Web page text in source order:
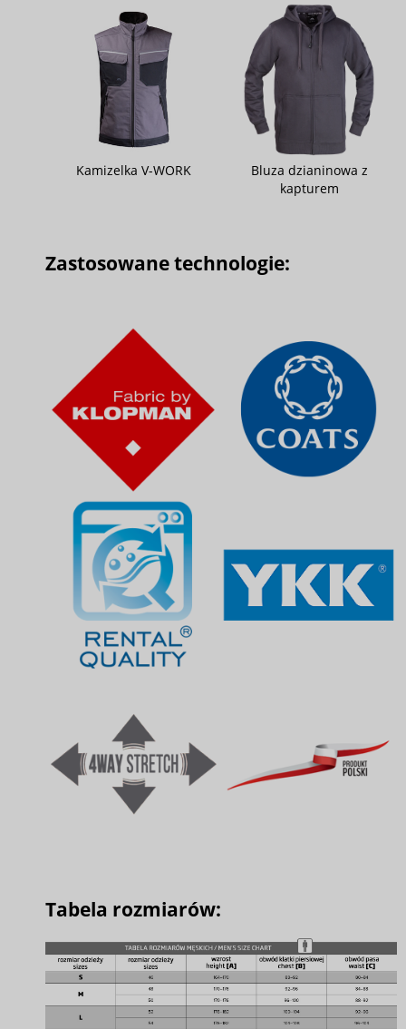
Kamizelka V-WORK
Bluza dzianinowa z
kapturem
Zastosowane technologie:
Tabela rozmiarów: